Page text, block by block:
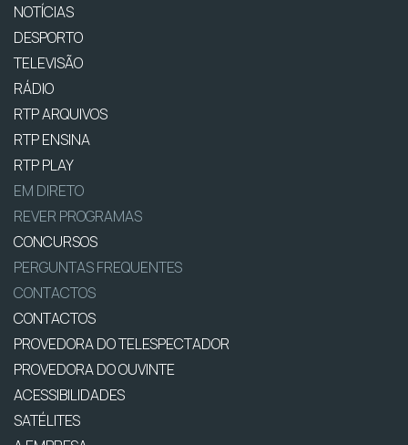
NOTÍCIAS
DESPORTO
TELEVISÃO
RÁDIO
RTP ARQUIVOS
RTP ENSINA
RTP PLAY
EM DIRETO
REVER PROGRAMAS
CONCURSOS
PERGUNTAS FREQUENTES
CONTACTOS
CONTACTOS
PROVEDORA DO TELESPECTADOR
PROVEDORA DO OUVINTE
ACESSIBILIDADES
SATÉLITES